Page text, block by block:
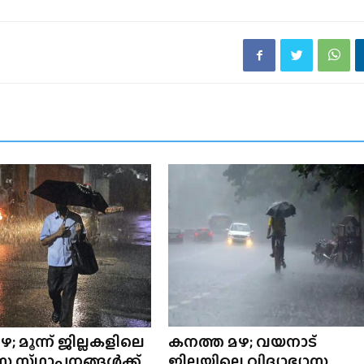
മൂന്ന് ജില്ലകളിലെ
കനത്ത മഴ; വയനാട്